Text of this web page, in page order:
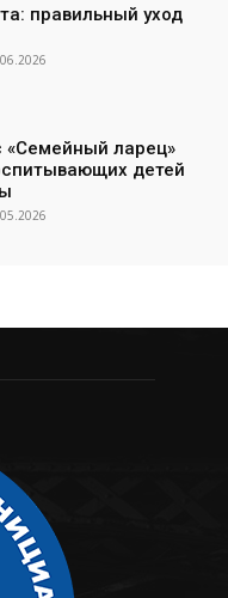
правильный уход
«Семейный ларец»
детей